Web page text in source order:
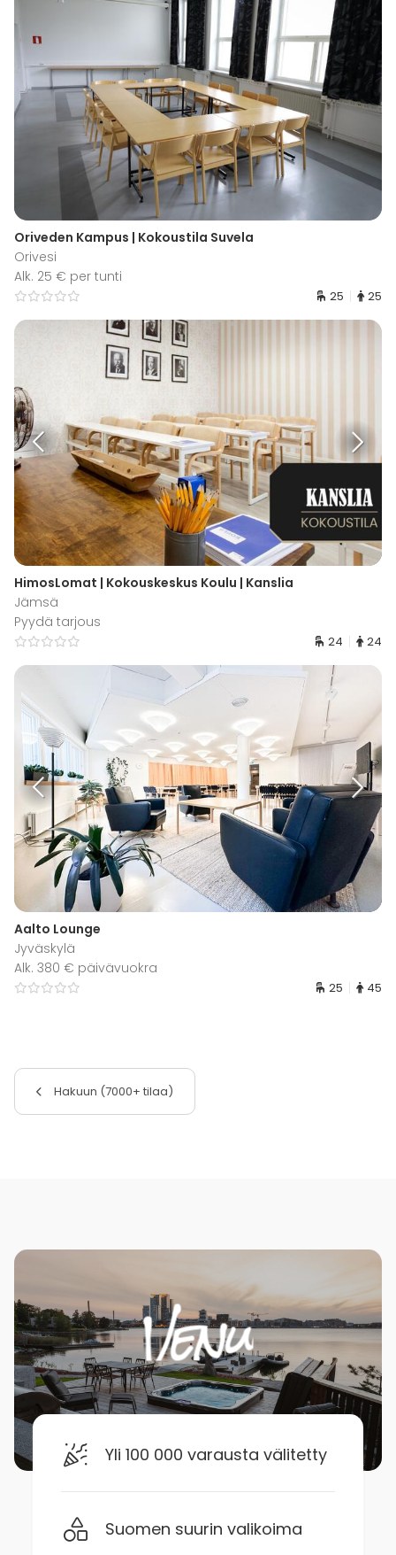
Oriveden Kampus | Kokoustila Suvela
Orivesi
Alk. 25 € per tunti
25 25
HimosLomat | Kokouskeskus Koulu | Kanslia
Jämsä
Pyydä tarjous
24 24
Aalto Lounge
Jyväskylä
Alk. 380 € päivävuokra
25 45
Hakuun (7000+ tilaa)
Yli 100 000 varausta välitetty
Suomen suurin valikoima